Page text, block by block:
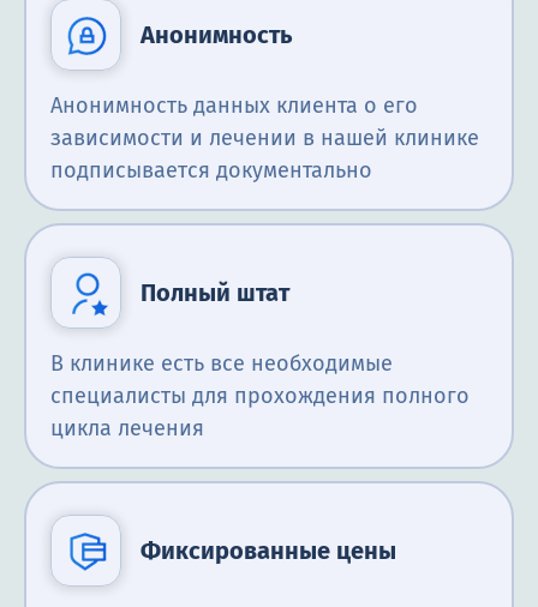
Анонимность
Анонимность данных клиента о его
зависимости и лечении в нашей клинике
подписывается документально
Полный штат
В клинике есть все необходимые
специалисты для прохождения полного
цикла лечения
Фиксированные цены